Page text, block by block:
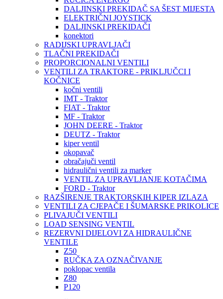
DALJINSKI PREKIDAČ SA ŠEST MIJESTA
ELEKTRIČNI JOYSTICK
DALJINSKI PREKIDAČI
konektori
RADIJSKI UPRAVLJAČI
TLAČNI PREKIDAČI
PROPORCIONALNI VENTILI
VENTILI ZA TRAKTORE - PRIKLJUČCI I
KOČNICE
kočni ventili
IMT - Traktor
FIAT - Traktor
MF - Traktor
JOHN DEERE - Traktor
DEUTZ - Traktor
kiper ventil
okopavač
obračajuči ventil
hidraulični ventili za marker
VENTIL ZA UPRAVLJANJE KOTAČIMA
FORD - Traktor
RAZŠIRENJE TRAKTORSKIH KIPER IZLAZA
VENTILI ZA CJEPAČE I ŠUMARSKE PRIKOLICE
PLIVAJUČI VENTILI
LOAD SENSING VENTIL
REZERVNI DIJELOVI ZA HIDRAULIČNE
VENTILE
Z50
RUČKA ZA OZNAČIVANJE
poklopac ventila
Z80
P120